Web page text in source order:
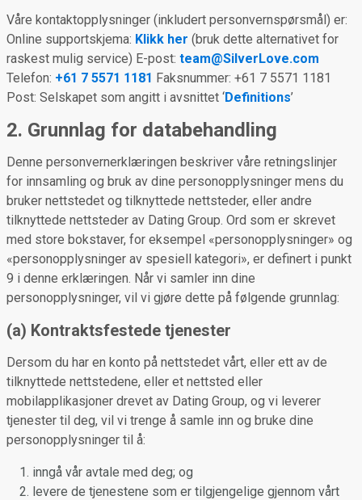
Våre kontaktopplysninger (inkludert personvernspørsmål) er:
Online supportskjema: Klikk her (bruk dette alternativet for
raskest mulig service) E-post: team@SilverLove.com
Telefon: +61 7 5571 1181 Faksnummer: +61 7 5571 1181
Post: Selskapet som angitt i avsnittet ‘Definitions’
2. Grunnlag for databehandling
Denne personvernerklæringen beskriver våre retningslinjer
for innsamling og bruk av dine personopplysninger mens du
bruker nettstedet og tilknyttede nettsteder, eller andre
tilknyttede nettsteder av Dating Group. Ord som er skrevet
med store bokstaver, for eksempel «personopplysninger» og
«personopplysninger av spesiell kategori», er definert i punkt
9 i denne erklæringen. Når vi samler inn dine
personopplysninger, vil vi gjøre dette på følgende grunnlag:
(a) Kontraktsfestede tjenester
Dersom du har en konto på nettstedet vårt, eller ett av de
tilknyttede nettstedene, eller et nettsted eller
mobilapplikasjoner drevet av Dating Group, og vi leverer
tjenester til deg, vil vi trenge å samle inn og bruke dine
personopplysninger til å:
inngå vår avtale med deg; og
levere de tjenestene som er tilgjengelige gjennom vårt